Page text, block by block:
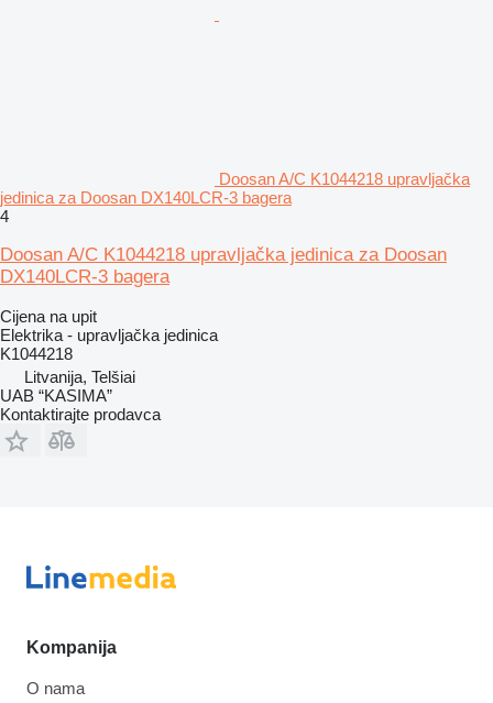
Doosan A/C K1044218 upravljačka
jedinica za Doosan DX140LCR-3 bagera
4
Doosan A/C K1044218 upravljačka jedinica za Doosan
DX140LCR-3 bagera
Cijena na upit
Elektrika - upravljačka jedinica
K1044218
Litvanija, Telšiai
UAB “KASIMA”
Kontaktirajte prodavca
Kompanija
O nama